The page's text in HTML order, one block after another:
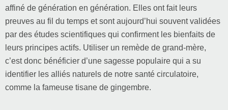
affiné de génération en génération. Elles ont fait leurs
preuves au fil du temps et sont aujourd’hui souvent validées
par des études scientifiques qui confirment les bienfaits de
leurs principes actifs. Utiliser un remède de grand-mère,
c’est donc bénéficier d’une sagesse populaire qui a su
identifier les alliés naturels de notre santé circulatoire,
comme la fameuse tisane de gingembre.